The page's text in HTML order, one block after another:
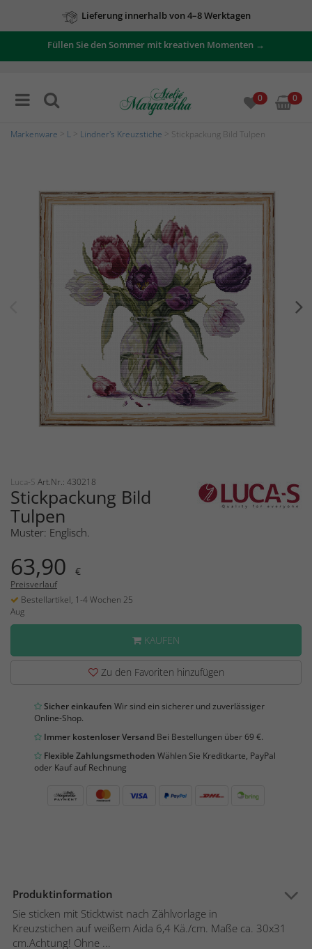
Lieferung innerhalb von 4–8 Werktagen
Füllen Sie den Sommer mit kreativen Momenten →
0 0
Markenware L Lindner's Kreuzstiche > Stickpackung Bild Tulpen
Luca-S Art.Nr.: 430218
Stickpackung Bild
Tulpen
Muster: Englisch.
63,90 €
Preisverlauf
Bestellartikel, 1-4 Wochen 25
Aug
KAUFEN
Zu den Favoriten hinzufügen
Sicher einkaufen Wir sind ein sicherer und zuverlässiger
Online-Shop.
Immer kostenloser Versand Bei Bestellungen über 69 €.
Flexible Zahlungsmethoden Wählen Sie Kreditkarte, PayPal
oder Kauf auf Rechnung
Produktinformation
Sie sticken mit Sticktwist nach Zählvorlage in
Kreuzstichen auf weißem Aida 6,4 Kä./cm. Maße ca. 30x31
cm.Achtung! Ohne ...